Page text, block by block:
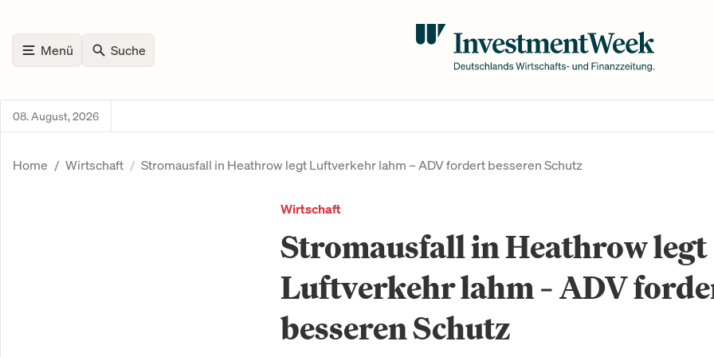
Menü Suche
08. August, 2026
Home Wirtschaft Stromausfall in Heathrow legt Luftverkehr lahm – ADV fordert besseren Schutz
Wirtschaft
Stromausfall in Heathrow legt
Luftverkehr lahm – ADV
besseren Schutz